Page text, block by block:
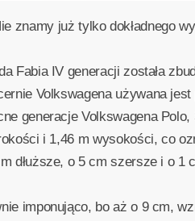
znamy już tylko dokładnego
Fabia IV generacji została
Volkswagena używana
generacje Volkswagena
i 1,46 m wysokości, co
dłuższe, o 5 cm szersze i o 1
imponująco, bo aż o 9 cm,